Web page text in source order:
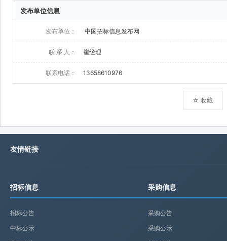
发布单位信息
发布单位： 中国招标信息发布网
联 系 人： 崔经理
联系电话： 13658610976
☆ 收藏
友情链接
招标信息
招标公告
中标公示
采购信息
采购公告
采购公示